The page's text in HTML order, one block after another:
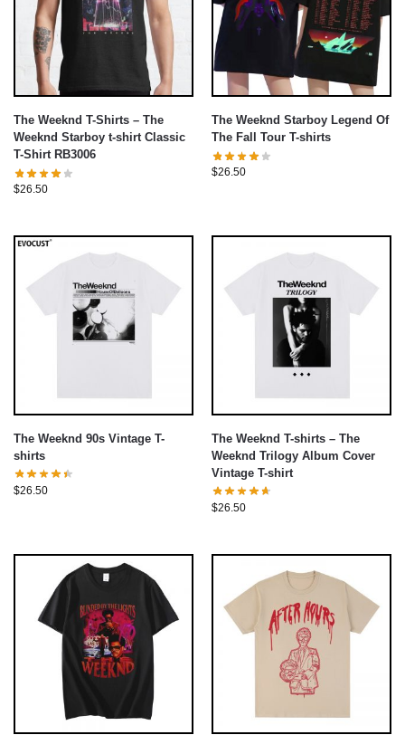
The Weeknd T-Shirts – The
Weeknd Starboy t-shirt Classic
T-Shirt RB3006
$26.50
The Weeknd Starboy Legend Of
The Fall Tour T-shirts
$26.50
The Weeknd 90s Vintage T-
shirts
$26.50
The Weeknd T-shirts – The
Weeknd Trilogy Album Cover
Vintage T-shirt
$26.50